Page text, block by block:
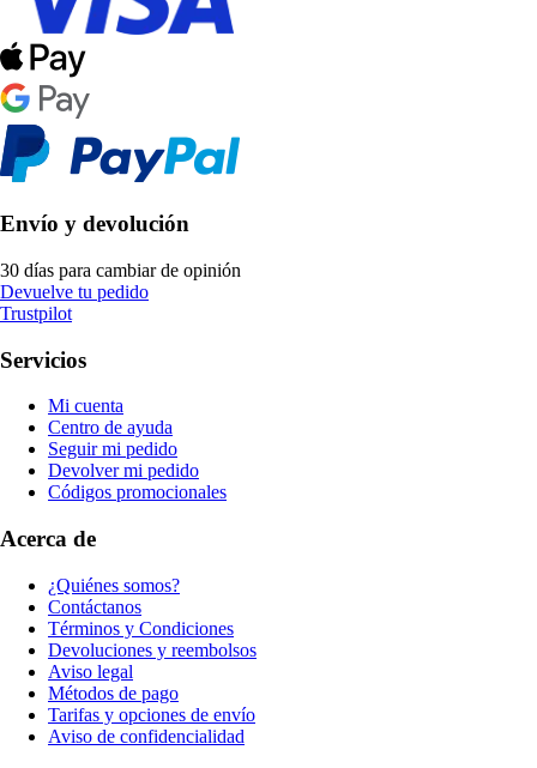
Envío y devolución
30 días para cambiar de opinión
Devuelve tu pedido
Trustpilot
Servicios
Mi cuenta
Centro de ayuda
Seguir mi pedido
Devolver mi pedido
Códigos promocionales
Acerca de
¿Quiénes somos?
Contáctanos
Términos y Condiciones
Devoluciones y reembolsos
Aviso legal
Métodos de pago
Tarifas y opciones de envío
Aviso de confidencialidad